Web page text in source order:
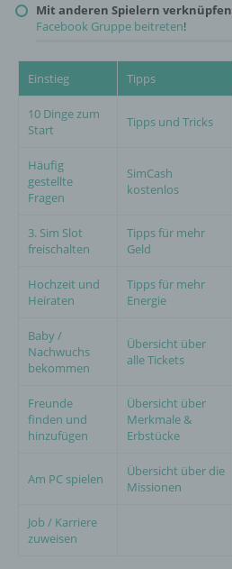
Mit anderen Spielern verknüpfen
Facebook Gruppe beitreten!
Einstieg Tipps
10 Dinge zum
Start
Tipps und Tricks
Häufig
gestellte
Fragen
SimCash
kostenlos
3. Sim Slot
freischalten
Tipps für mehr
Geld
Hochzeit und
Heiraten
Tipps für mehr
Energie
Baby /
Nachwuchs
bekommen
Übersicht über
alle Tickets
Freunde
finden und
hinzufügen
Übersicht über
Merkmale &
Erbstücke
Am PC spielen
Übersicht über die
Missionen
Job / Karriere
zuweisen